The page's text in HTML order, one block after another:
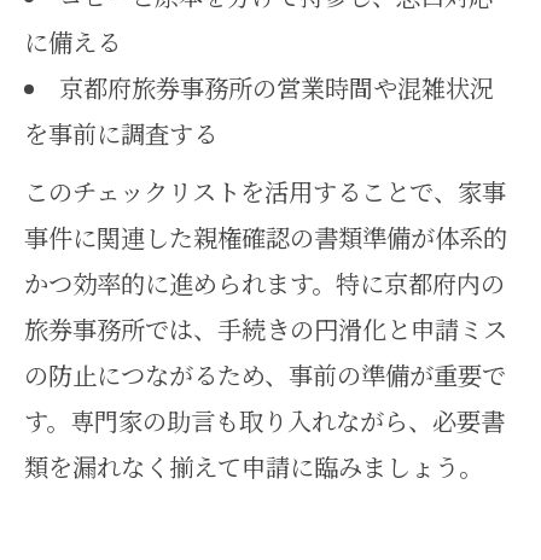
に備える
京都府旅券事務所の営業時間や混雑状況
を事前に調査する
このチェックリストを活用することで、家事
事件に関連した親権確認の書類準備が体系的
かつ効率的に進められます。特に京都府内の
旅券事務所では、手続きの円滑化と申請ミス
の防止につながるため、事前の準備が重要で
す。専門家の助言も取り入れながら、必要書
類を漏れなく揃えて申請に臨みましょう。